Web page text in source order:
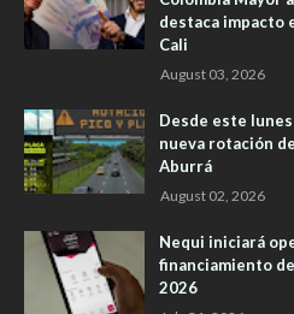
destaca impacto
Cali
August 03, 2026
Desde este
nueva rotación
Aburrá
August 02, 2026
Nequi iniciará
financiamiento
2026